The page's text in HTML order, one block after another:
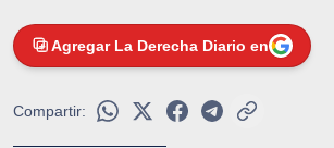
Agregar La Derecha Diario en
Compartir: